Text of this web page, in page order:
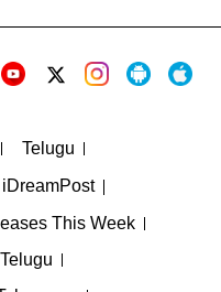
Telugu
iDreamPost
This Week